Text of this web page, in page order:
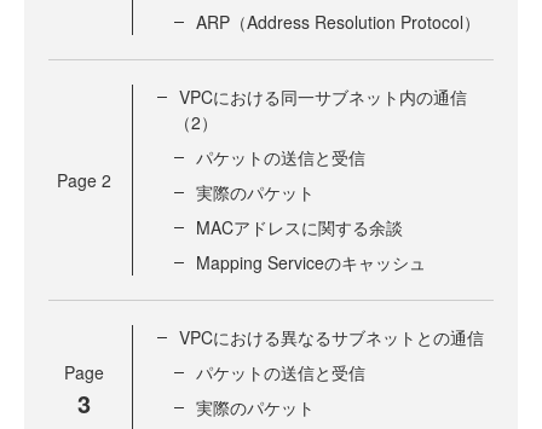
ARP（Address Resolution Protocol）
Page 2
VPCにおける同一サブネット内の通信
（2）
パケットの送信と受信
実際のパケット
MACアドレスに関する余談
Mapping Serviceのキャッシュ
Page
3
VPCにおける異なるサブネットとの通信
パケットの送信と受信
実際のパケット